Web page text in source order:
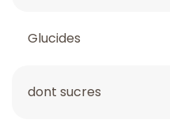
Glucides
dont sucres